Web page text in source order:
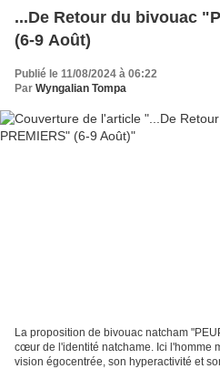
...De Retour du bivouac
(6-9 Août)
Publié le 11/08/2024 à 06:22
Par Wyngalian Tompa
La proposition de bivouac natcham
cœur de l'identité natchame. Ici l'homme
vision égocentrée, son hyperactivité et